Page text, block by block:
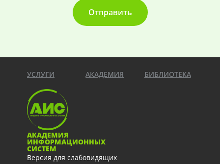
Отправить
УСЛУГИ АКАДЕМИЯ БИБЛИОТЕКА
АКАДЕМИЯ
ИНФОРМАЦИОННЫХ
СИСТЕМ
Версия для слабовидящих